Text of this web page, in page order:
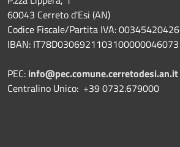
60043 Cerreto d'Esi (AN)
Codice Fiscale/Partita IVA: 00345420426
IBAN: IT78D0306921103100000046073
PEC: info@pec.comune.cerretodesi.an.it
Centralino Unico: +39 0732.679000